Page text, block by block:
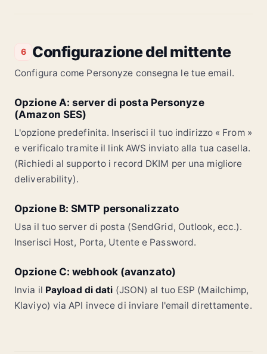
6 Configurazione del mittente
Configura come Personyze consegna le tue email.
Opzione A: server di posta Personyze
(Amazon SES)
L'opzione predefinita. Inserisci il tuo indirizzo « From »
e verificalo tramite il link AWS inviato alla tua casella.
(Richiedi al supporto i record DKIM per una migliore
deliverability).
Opzione B: SMTP personalizzato
Usa il tuo server di posta (SendGrid, Outlook, ecc.).
Inserisci Host, Porta, Utente e Password.
Opzione C: webhook (avanzato)
Invia il Payload di dati (JSON) al tuo ESP (Mailchimp,
Klaviyo) via API invece di inviare l'email direttamente.